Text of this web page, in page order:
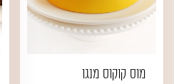
מוס קוקוס מנגו